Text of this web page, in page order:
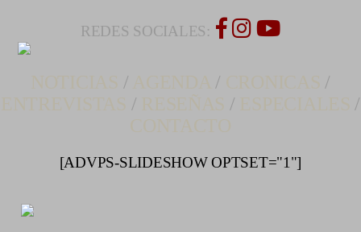
REDES SOCIALES:
/ /
/
/ /
/
[ADVPS-SLIDESHOW OPTSET="1"]